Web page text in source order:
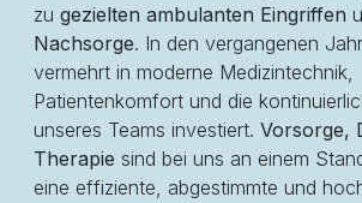
zu gezielten ambulanten Eingriffen
Nachsorge. In den vergangenen
vermehrt in moderne Medizintechnik,
Patientenkomfort und die
unseres Teams investiert. Vorsorge,
Therapie sind bei uns an einem
eine effiziente, abgestimmte und